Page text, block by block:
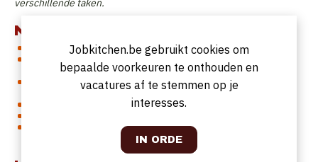
verschillende taken.
Naar wie zijn we op zoek?
vlot drietalig: Nederlands, Frans én Engels.
mailbeheer, planning en algemene
administratie.
communiceert professioneel en klantgericht
mondeling als schriftelijk.
organisatorisch sterken werkt gestructureerd.
affiniteit met horeca of hospitality?
Jobkitchen.be gebruikt cookies om
bepaalde voorkeuren te onthouden en
vacatures af te stemmen op je
interesses.